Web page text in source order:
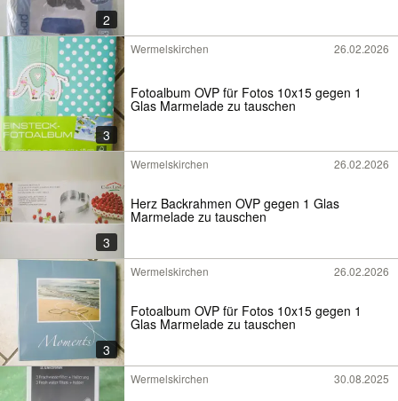
2
3
Wermelskirchen 26.02.2026
Fotoalbum OVP für Fotos 10x15 gegen 1
Glas Marmelade zu tauschen
3
Wermelskirchen 26.02.2026
Herz Backrahmen OVP gegen 1 Glas
Marmelade zu tauschen
3
Wermelskirchen 26.02.2026
Fotoalbum OVP für Fotos 10x15 gegen 1
Glas Marmelade zu tauschen
Wermelskirchen 30.08.2025